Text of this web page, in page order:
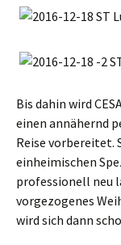
Bis dahin wird
einen annähernd
Reise vorbereitet.
einheimischen
professionell neu
vorgezogenes
wird sich dann